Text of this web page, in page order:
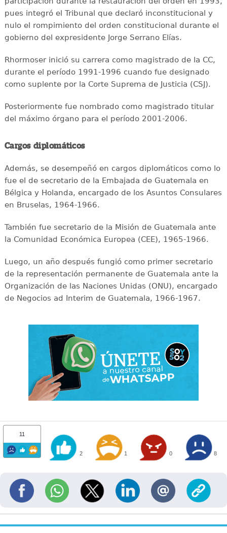
pues integró el Tribunal que declaró inconstitucional y
nulo el rompimiento del orden constitucional durante el
gobierno del expresidente Jorge Serrano Elías.
Rhormoser inició su carrera como magistrado de la CC,
durante el período 1991-1996 cuando fue designado
como suplente por la Corte Suprema de Justicia (CSJ).
Posteriormente fue nombrado como magistrado titular
del máximo órgano para el período 2001-2006.
Cargos diplomáticos
Además, se desempeñó en cargos diplomáticos como lo
fue el de secretario de la Embajada de Guatemala en
Bélgica y Holanda, encargado de los Asuntos Consulares
en Bruselas, 1964-1966.
También fue secretario de la Misión de Guatemala ante
la Comunidad Económica Europea (CEE), 1965-1966.
Luego, un año después fungió como primer secretario
de la representación permanente de Guatemala ante la
Organización de las Naciones Unidas (ONU), encargado
de Negocios ad Interim de Guatemala, 1966-1967.
11
2 1 0 8